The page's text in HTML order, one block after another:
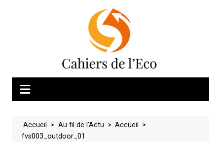
Accueil > Au fil de l'Actu > Accueil
>
fvs003_outdoor_01